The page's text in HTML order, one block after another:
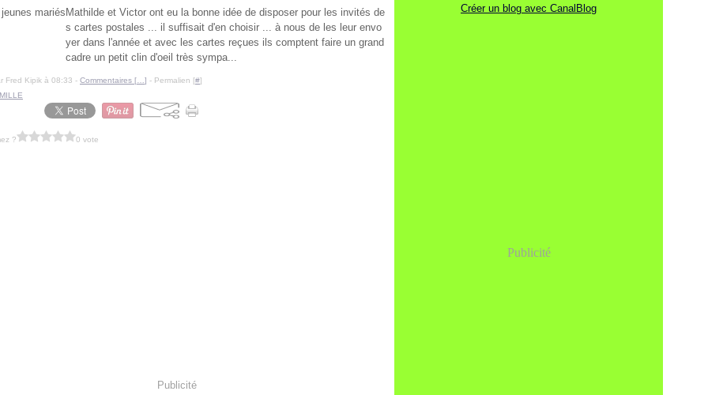
Mathilde et Victor ont eu la bonne idée de disposer pour les invités de
s cartes postales ... il suffisait d'en choisir ... à nous de les leur envo
yer dans l'année et avec les cartes reçues ils comptent faire un grand
cadre un petit clin d'oeil très sympa...
Fred Kipik à 08:33 - Commentaires [ ] - Permalien [#]
? 0 vote
Publicité
Créer un blog avec CanalBlog
Publicité